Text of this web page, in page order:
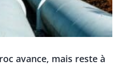
avance, mais reste à